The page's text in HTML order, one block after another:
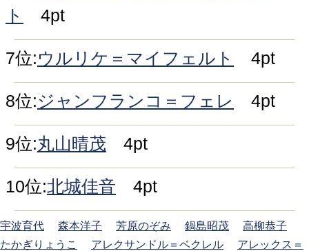
ト
4pt
7位:ウルリケ＝マイフェルト 4pt
8位:ジャンフランコ＝フェレ 4pt
9位:丸山晴茂 4pt
10位:北城佳音 4pt
宇波育代 森本洋子 芳原のぞみ 鍋島昭茂
高柳恭子
たかぎりょうこ
アレクサンドル＝ベクレル
アレックス＝